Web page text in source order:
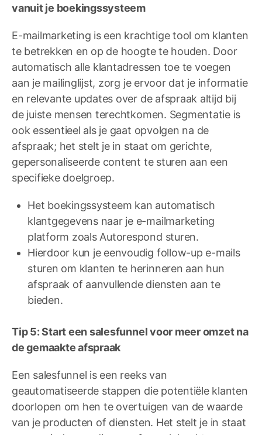
vanuit je boekingssysteem
E-mailmarketing is een krachtige tool om klanten
te betrekken en op de hoogte te houden. Door
automatisch alle klantadressen toe te voegen
aan je mailinglijst, zorg je ervoor dat je informatie
en relevante updates over de afspraak altijd bij
de juiste mensen terechtkomen. Segmentatie is
ook essentieel als je gaat opvolgen na de
afspraak; het stelt je in staat om gerichte,
gepersonaliseerde content te sturen aan een
specifieke doelgroep.
Het boekingssysteem kan automatisch
klantgegevens naar je e-mailmarketing
platform zoals Autorespond sturen.
Hierdoor kun je eenvoudig follow-up e-mails
sturen om klanten te herinneren aan hun
afspraak of aanvullende diensten aan te
bieden.
Tip 5: Start een salesfunnel voor meer omzet na
de gemaakte afspraak
Een salesfunnel is een reeks van
geautomatiseerde stappen die potentiële klanten
doorlopen om hen te overtuigen van de waarde
van je producten of diensten. Het stelt je in staat